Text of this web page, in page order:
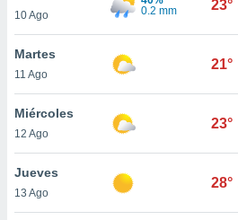
más
nuestra
y
de
10 Ago
0.2 mm
23°
Martes
11 Ago
21°
Miércoles
12 Ago
23°
Jueves
13 Ago
28°